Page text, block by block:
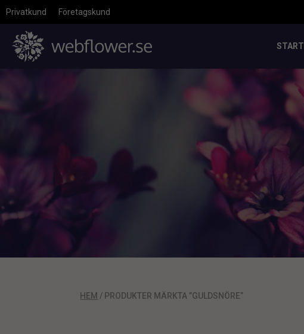
Privatkund Företagskund
START
HEM / PRODUKTER MÄRKTA ”GULDSNÖRE”